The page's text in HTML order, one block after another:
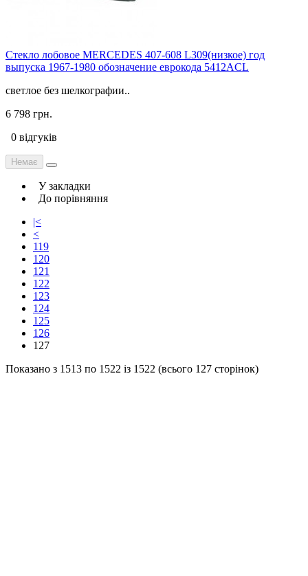
Стекло лобовое MERCEDES 407-608 L309(низкое) год
выпуска 1967-1980 обозначение еврокода 5412ACL
светлое без шелкографии..
6 798 грн.
0 відгуків
Немає
У закладки
До порівняння
|<
<
119
120
121
122
123
124
125
126
127
Показано з 1513 по 1522 із 1522 (всього 127 сторінок)